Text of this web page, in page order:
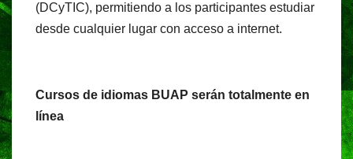
(DCyTIC), permitiendo a los participantes estudiar
desde cualquier lugar con acceso a internet.
Cursos de idiomas BUAP serán totalmente en
línea